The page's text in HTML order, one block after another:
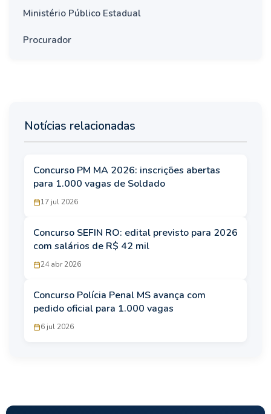
Ministério Público Estadual
Procurador
Notícias relacionadas
Concurso PM MA 2026: inscrições abertas
para 1.000 vagas de Soldado
17 jul 2026
Concurso SEFIN RO: edital previsto para 2026
com salários de R$ 42 mil
24 abr 2026
Concurso Polícia Penal MS avança com
pedido oficial para 1.000 vagas
6 jul 2026